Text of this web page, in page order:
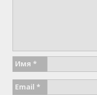
Имя *
Email *